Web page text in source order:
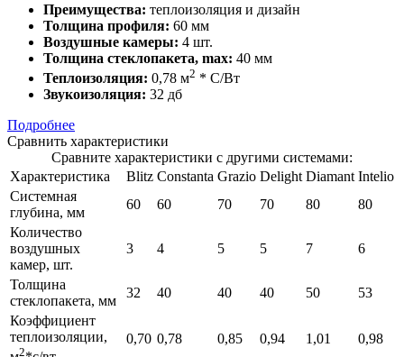
Преимущества: теплоизоляция и дизайн
Толщина профиля: 60 мм
Воздушные камеры: 4 шт.
Толщина стеклопакета, max: 40 мм
Теплоизоляция: 0,78 м2 * С/Вт
Звукоизоляция: 32 дб
Подробнее
Сравнить характеристики
Сравните характеристики с другими системами:
Характеристика
Blitz Constanta Grazio Delight Diamant Intelio
Системная
глубина, мм
60 60 70 70 80
80
Количество
воздушных
камер, шт.
3 4 5 5 7 6
Толщина
стеклопакета, мм
32 40 40 40 50
53
Коэффициент
теплоизоляции,
2
0,70 0,78 0,85 0,94 1,01 0,98